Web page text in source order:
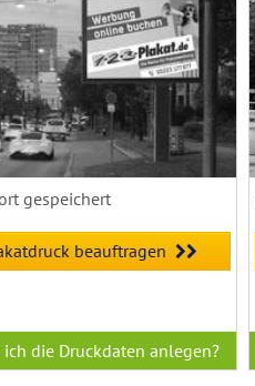
gespeichert
beauftragen
ich die Druckdaten anlegen?